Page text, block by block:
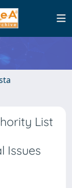
List
Issues